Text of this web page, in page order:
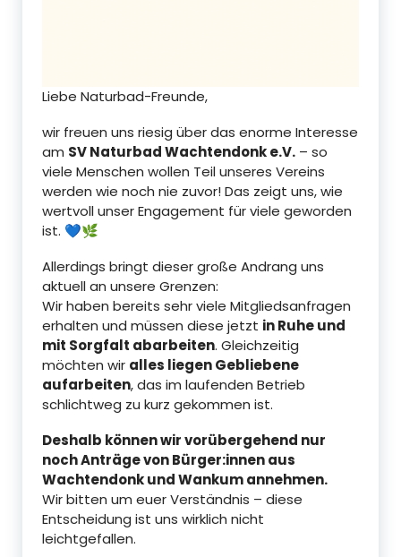
Liebe Naturbad-Freunde,
wir freuen uns riesig über das enorme Interesse
am SV Naturbad Wachtendonk e.V. – so
viele Menschen wollen Teil unseres Vereins
werden wie noch nie zuvor! Das zeigt uns, wie
wertvoll unser Engagement für viele geworden
ist. 💙🌿
Allerdings bringt dieser große Andrang uns
aktuell an unsere Grenzen:
Wir haben bereits sehr viele Mitgliedsanfragen
erhalten und müssen diese jetzt in Ruhe und
mit Sorgfalt abarbeiten. Gleichzeitig
möchten wir alles liegen Gebliebene
aufarbeiten, das im laufenden Betrieb
schlichtweg zu kurz gekommen ist.
Deshalb können wir vorübergehend nur
noch Anträge von Bürger:innen aus
Wachtendonk und Wankum annehmen.
Wir bitten um euer Verständnis – diese
Entscheidung ist uns wirklich nicht
leichtgefallen.